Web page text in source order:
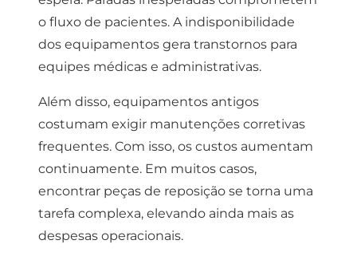
o fluxo de pacientes. A indisponibilidade
dos equipamentos gera transtornos para
equipes médicas e administrativas.
Além disso, equipamentos antigos
costumam exigir manutenções corretivas
frequentes. Com isso, os custos aumentam
continuamente. Em muitos casos,
encontrar peças de reposição se torna uma
tarefa complexa, elevando ainda mais as
despesas operacionais.